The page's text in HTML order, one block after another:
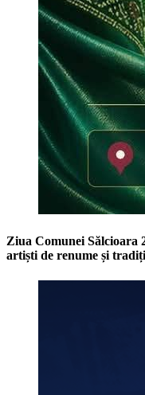
Ziua Comunei Sălcioara
artiști de renume și